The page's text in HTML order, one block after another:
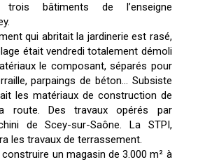
trois bâtiments de l’enseigne
qui abritait la jardinerie est rasé,
était vendredi totalement démoli
le composant, séparés pour
parpaings de béton… Subsiste
les matériaux de construction de
route. Des travaux opérés par
de Scey-sur-Saône. La STPI,
les travaux de terrassement.
construire un magasin de 3.000 m² à